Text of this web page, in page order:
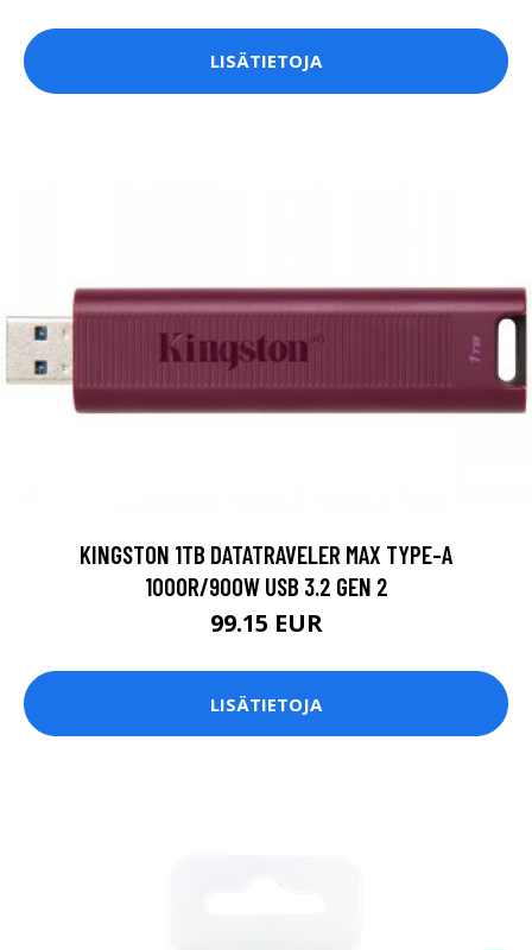
LISÄTIETOJA
KINGSTON 1TB DATATRAVELER MAX TYPE-A
1000R/900W USB 3.2 GEN 2
99.15 EUR
LISÄTIETOJA